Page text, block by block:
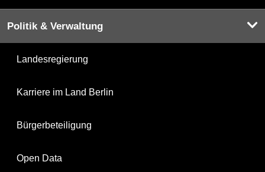
Politik & Verwaltung
Landesregierung
Karriere im Land Berlin
Bürgerbeteiligung
Open Data